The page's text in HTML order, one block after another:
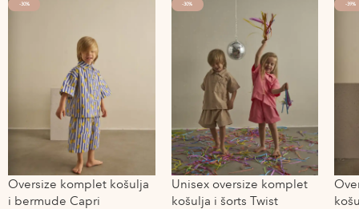
-30%
Oversize komplet košulja
i bermude Capri
-30%
Unisex oversize komplet
košulja i šorts Twist
-39%